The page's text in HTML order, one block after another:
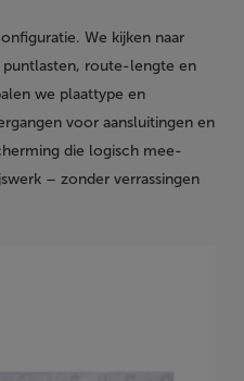
We kijken naar
route-lengte en
we plaattype en
voor aansluitingen en
die logisch mee-
– zonder verrassingen